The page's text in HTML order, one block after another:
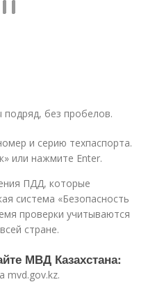
без пробелов.
и серию техпаспорта.
или нажмите Enter.
ПДД, которые
система «Безопасность
проверки учитываются
стране.
МВД Казахстана:
mvd.gov.kz.